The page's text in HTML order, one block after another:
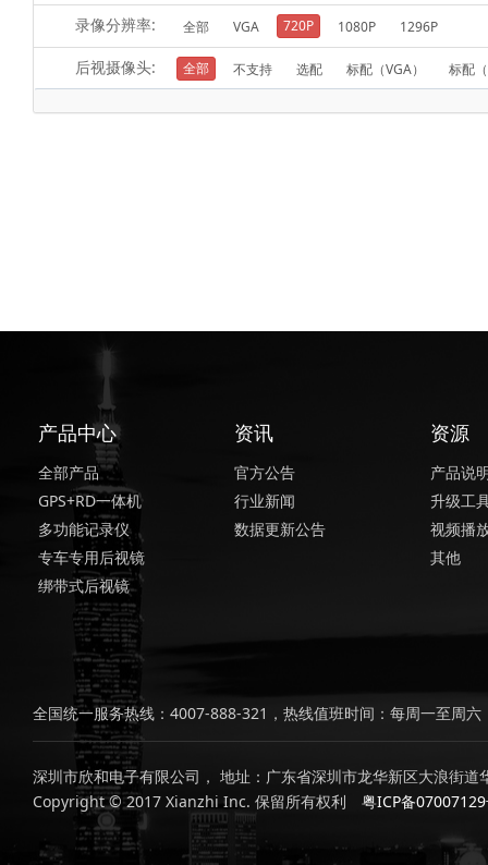
录像分辨率: 全部 VGA 720P 1080P 1296P
后视摄像头: 全部 不支持 选配 标配（VGA） 标配
产品中心
全部产品
GPS+RD一体机
多功能记录仪
专车专用后视镜
绑带式后视镜
资讯
官方公告
行业新闻
数据更新公告
资源
产品说
升级工
视频播
其他
全国统一服务热线：4007-888-321，热线值班时间：每周一至周
深圳市欣和电子有限公司， 地址：广东省深圳市龙华新区大浪街
Copyright © 2017 Xianzhi Inc. 保留所有权利
粤ICP备